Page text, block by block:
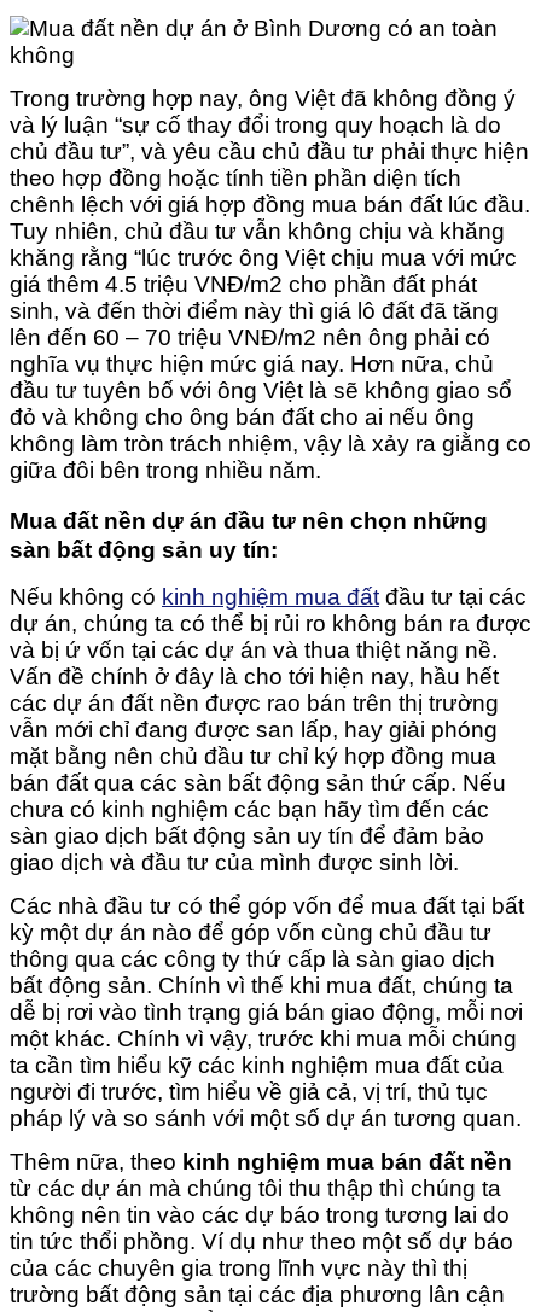
Trong trường hợp nay, ông Việt đã không đồng ý
và lý luận “sự cố thay đổi trong quy hoạch là do
chủ đầu tư”, và yêu cầu chủ đầu tư phải thực hiện
theo hợp đồng hoặc tính tiền phần diện tích
chênh lệch với giá hợp đồng mua bán đất lúc đầu.
Tuy nhiên, chủ đầu tư vẫn không chịu và khăng
khăng rằng “lúc trước ông Việt chịu mua với mức
giá thêm 4.5 triệu VNĐ/m2 cho phần đất phát
sinh, và đến thời điểm này thì giá lô đất đã tăng
lên đến 60 – 70 triệu VNĐ/m2 nên ông phải có
nghĩa vụ thực hiện mức giá nay. Hơn nữa, chủ
đầu tư tuyên bố với ông Việt là sẽ không giao sổ
đỏ và không cho ông bán đất cho ai nếu ông
không làm tròn trách nhiệm, vậy là xảy ra giằng co
giữa đôi bên trong nhiều năm.
Mua đất nền dự án đầu tư nên chọn những
sàn bất động sản uy tín:
Nếu không có kinh nghiệm mua đấtđầu tư tại các
dự án, chúng ta có thể bị rủi ro không bán ra được
và bị ứ vốn tại các dự án và thua thiệt năng nề.
Vấn đề chính ở đây là cho tới hiện nay, hầu hết
các dự án đất nền được rao bán trên thị trường
vẫn mới chỉ đang được san lấp, hay giải phóng
mặt bằng nên chủ đầu tư chỉ ký hợp đồng mua
bán đất qua các sàn bất động sản thứ cấp. Nếu
chưa có kinh nghiệm các bạn hãy tìm đến các
sàn giao dịch bất động sản uy tín để đảm bảo
giao dịch và đầu tư của mình được sinh lời.
Các nhà đầu tư có thể góp vốn để mua đất tại bất
kỳ một dự án nào để góp vốn cùng chủ đầu tư
thông qua các công ty thứ cấp là sàn giao dịch
bất động sản. Chính vì thế khi mua đất, chúng ta
dễ bị rơi vào tình trạng giá bán giao động, mỗi nơi
một khác. Chính vì vậy, trước khi mua mỗi chúng
ta cần tìm hiểu kỹ các kinh nghiệm mua đất của
người đi trước, tìm hiểu về giả cả, vị trí, thủ tục
pháp lý và so sánh với một số dự án tương quan.
Thêm nữa, theo kinh nghiệm mua bán đất nền
từ các dự án mà chúng tôi thu thập thì chúng ta
không nên tin vào các dự báo trong tương lai do
tin tức thổi phồng. Ví dụ như theo một số dự báo
của các chuyên gia trong lĩnh vực này thì thị
trường bất động sản tại các địa phương lân cận